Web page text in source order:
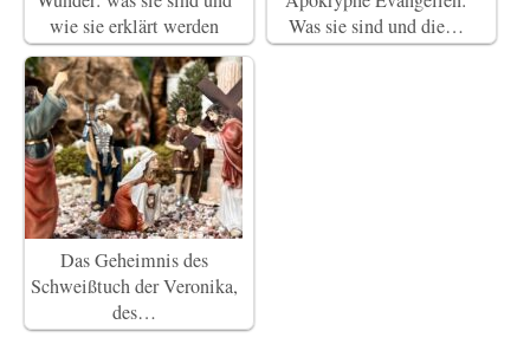
wie sie erklärt werden
Was sie sind und die…
Das Geheimnis des
Schweißtuch der Veronika,
des…